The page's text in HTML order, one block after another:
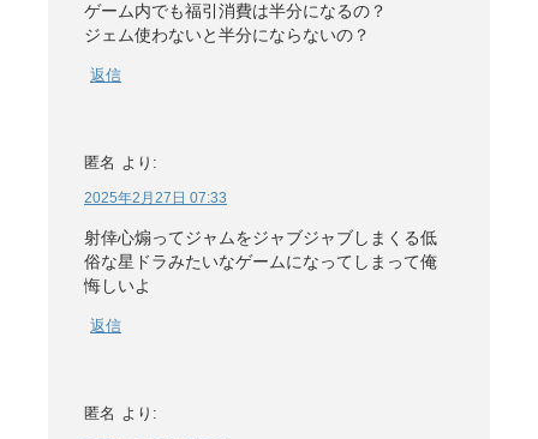
ゲーム内でも福引消費は半分になるの？
ジェム使わないと半分にならないの？
返信
匿名 より:
2025年2月27日 07:33
射倖心煽ってジャムをジャブジャブしまくる低
俗な星ドラみたいなゲームになってしまって俺
悔しいよ
返信
匿名 より: